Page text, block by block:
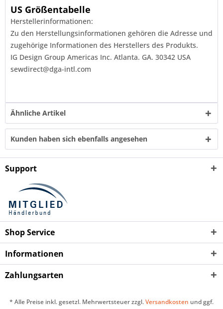
US Größentabelle
Herstellerinformationen:
Zu den Herstellungsinformationen gehören die Adresse und
zugehörige Informationen des Herstellers des Produkts.
IG Design Group Americas Inc. Atlanta. GA. 30342 USA
sewdirect@dga-intl.com
Ähnliche Artikel
Kunden haben sich ebenfalls angesehen
Support
Shop Service
Informationen
Zahlungsarten
* Alle Preise inkl. gesetzl. Mehrwertsteuer zzgl.Versandkosten und ggf.